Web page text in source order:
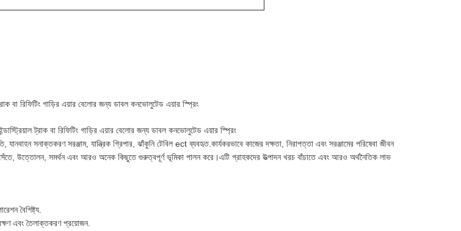
বা রিফিটিং গাড়ির এয়ার বেলোর জন্য ডাবল কনভোলুটেড এয়ার স্প্রিং
ট্রাক বা রিফিটিং গাড়ির এয়ার বেলোর জন্য ডাবল কনভোলুটেড এয়ার স্প্রিং
যানবাহন সনাক্তকরণ সরঞ্জাম, যান্ত্রিক গ্রিপার, ঝাঁকুনি টেবিল ect ব্যবহৃত.কার্যকরভাবে কাজের দক্ষতা, নিরাপত্তা এবং সরঞ্জামের পরিষেবা জীবন
উত্তোলন, সমর্থন এবং আরও অনেক কিছুতে গুরুত্বপূর্ণ ভূমিকা পালন করে।এটি গ্রাহকদের উত্পাদন খরচ বাঁচাতে এবং আরও অর্থনৈতিক লাভ
বৈশিষ্ট্য.
এবং তৈলাক্তকরণ প্রয়োজন.